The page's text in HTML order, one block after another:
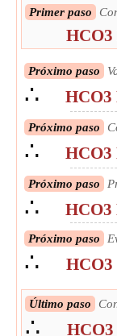
Primer paso
Próximo paso
∴ HCO3
Próximo paso
∴ HCO3
Próximo paso
∴ HCO3
Próximo paso
∴
Último paso
∴